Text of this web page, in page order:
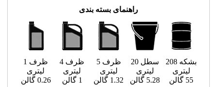
راهنمای بسته بندی
بشکه 208
لیتری
55 گالن
سطل 20
لیتری
5.28 گالن
ظرف 5
لیتری
1.32 گالن
ظرف 4
لیتری
1 گالن
ظرف 1
لیتری
0.26 گالن